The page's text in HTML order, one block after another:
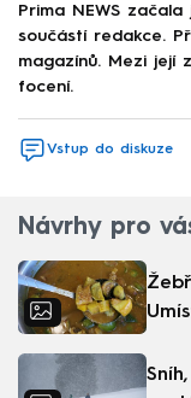
Prima NEWS
součástí redakce.
magazínů. Mezi její
focení.
Vstup do diskuze
Návrhy pro